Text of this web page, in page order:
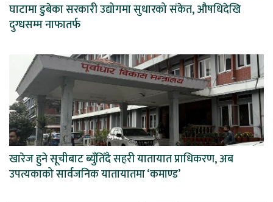
घाटामा डुबेका सरकारी उद्योगमा सुधारको संकेत, औषधिदेखि
दुग्धसम्म नाफातर्फ
खारेज हुने सूचीबाट ब्युँतिँदै सहरी यातायात प्राधिकरण, अब
उपत्यकाको सार्वजनिक यातायातमा ‘कमाण्ड’